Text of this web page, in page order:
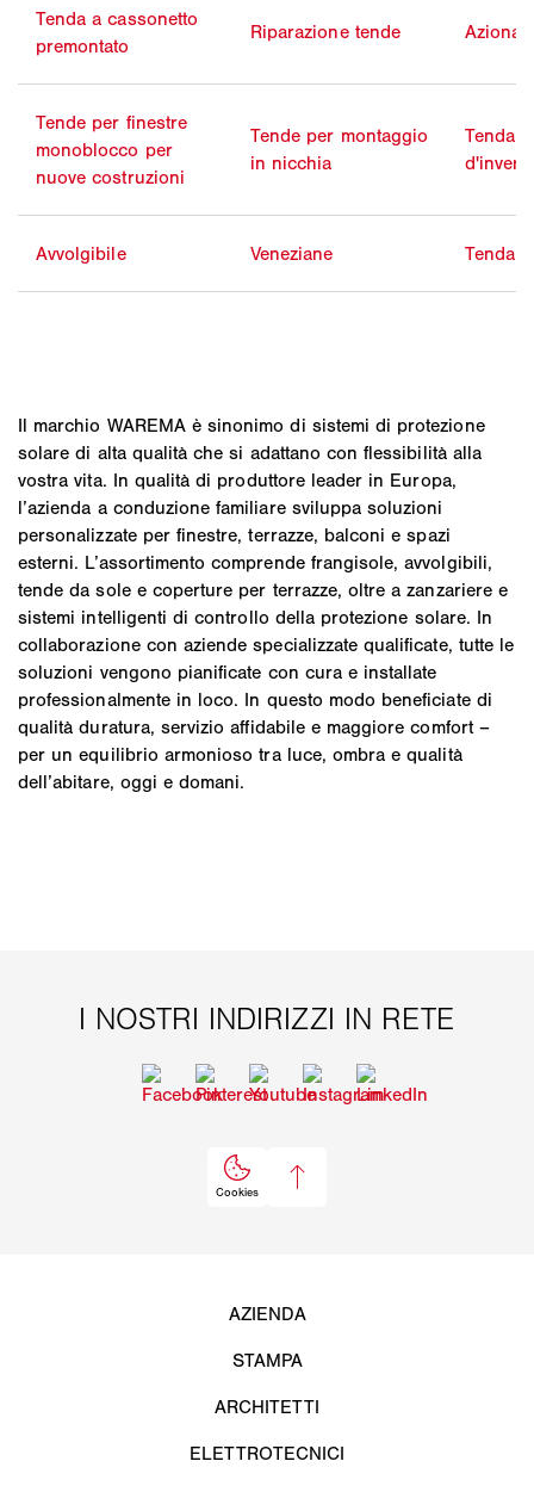
Tenda a cassonetto
premontato
Riparazione tende
Tende per finestre
monoblocco per
nuove costruzioni
Tende per montaggio
in nicchia
Tenda
Avvolgibile Veneziane Tenda
Il marchio WAREMA è sinonimo di sistemi di protezione
solare di alta qualità che si adattano con flessibilità alla
vostra vita. In qualità di produttore leader in Europa,
l’azienda a conduzione familiare sviluppa soluzioni
personalizzate per finestre, terrazze, balconi e spazi
esterni. L’assortimento comprende frangisole, avvolgibili,
tende da sole e coperture per terrazze, oltre a zanzariere e
sistemi intelligenti di controllo della protezione solare. In
collaborazione con aziende specializzate qualificate, tutte le
soluzioni vengono pianificate con cura e installate
professionalmente in loco. In questo modo beneficiate di
qualità duratura, servizio affidabile e maggiore comfort –
per un equilibrio armonioso tra luce, ombra e qualità
dell’abitare, oggi e domani.